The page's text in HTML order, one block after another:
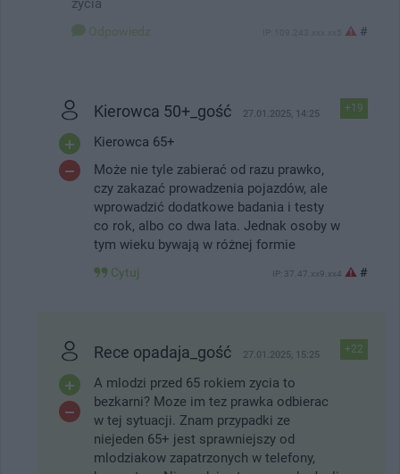
życia
Odpowiedz #
+19
Kierowca 50+_gość 27.01.2025, 14:25
Kierowca 65+
Może nie tyle zabierać od razu prawko,
czy zakazać prowadzenia pojazdów, ale
wprowadzić dodatkowe badania i testy
co rok, albo co dwa lata. Jednak osoby w
tym wieku bywają w różnej formie
Cytuj IP: 37.47.xx9.xx4 #
+22
Rece opadaja_gość 27.01.2025, 15:25
A mlodzi przed 65 rokiem zycia to
bezkarni? Moze im tez prawka odbierac
w tej sytuacji. Znam przypadki ze
niejeden 65+ jest sprawniejszy od
mlodziakow zapatrzonych w telefony,